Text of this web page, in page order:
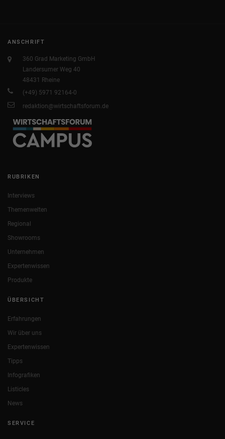
ANSCHRIFT
360 Grad Marketing GmbH
Landersumer Weg 40
48431 Rheine
(+49) 5971 92164-0
redaktion@wirtschaftsforum.de
RUBRIKEN
Interviews
Themenwelten
Regional
Showrooms
Unternehmen
Expertenwissen
Produkte
ÜBERSICHT
Erfahrungen
Wir über uns
Expertenwissen
Tipps
Infografiken
Listicles
News
SERVICE